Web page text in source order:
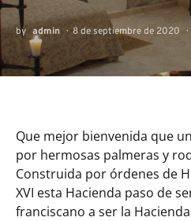
by admin 8 de septiembre de 2020
Que mejor bienvenida que
por hermosas palmeras y
Construida por órdenes de
XVI esta Hacienda paso de
franciscano a ser la